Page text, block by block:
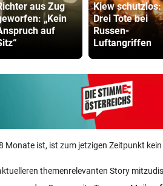
aus Zug
„Kein
auf
Kiew schutzlos:
Drei Tote bei
Russen-
Luftangriffen
Monate ist, ist zum jetzigen Zeitpunkt
themenrelevanten Story